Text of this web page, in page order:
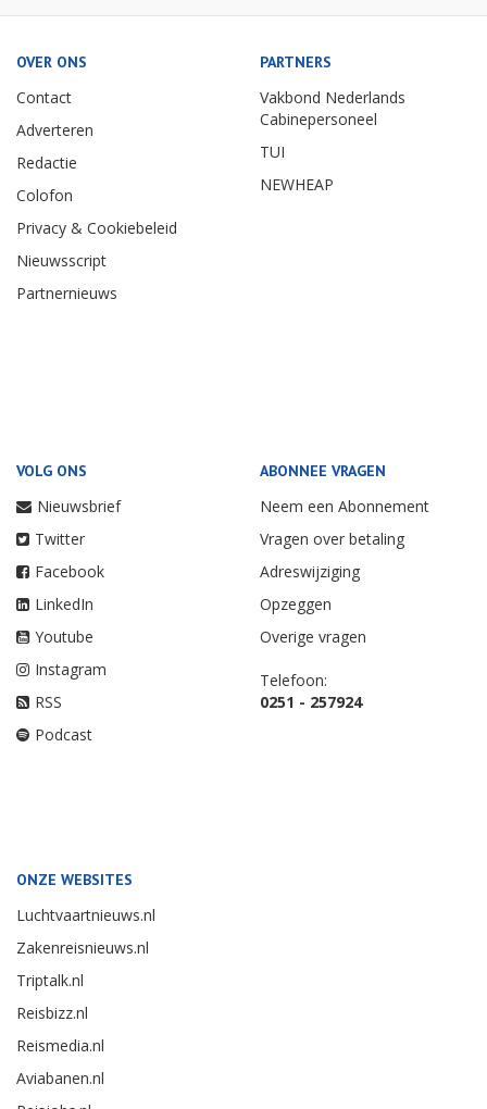
OVER ONS
Contact
Adverteren
Redactie
Colofon
Privacy & Cookiebeleid
Nieuwsscript
Partnernieuws
PARTNERS
Vakbond Nederlands
Cabinepersoneel
TUI
NEWHEAP
VOLG ONS
Nieuwsbrief
Twitter
Facebook
LinkedIn
Youtube
Instagram
RSS
Podcast
ABONNEE VRAGEN
Neem een Abonnement
Vragen over betaling
Adreswijziging
Opzeggen
Overige vragen
Telefoon:
0251 - 257924
ONZE WEBSITES
Luchtvaartnieuws.nl
Zakenreisnieuws.nl
Triptalk.nl
Reisbizz.nl
Reismedia.nl
Aviabanen.nl